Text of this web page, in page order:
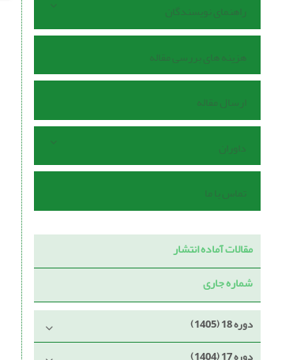
راهنمای نویسندگان
هزینه های بررسی مقاله
ارسال مقاله
داوران
تماس با ما
مقالات آماده انتشار
شماره جاری
دوره 18 (1405)
دوره 17 (1404)